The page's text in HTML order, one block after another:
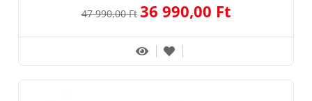
47 990,00 Ft 36 990,00 Ft